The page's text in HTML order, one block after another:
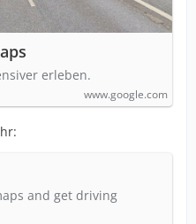
erleben.
www.google.com
and get driving